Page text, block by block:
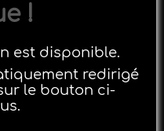
!
est disponible.
redirigé
le bouton ci-